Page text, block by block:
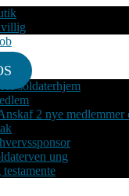
soldaterhjem
2 nye medlemmer
ung